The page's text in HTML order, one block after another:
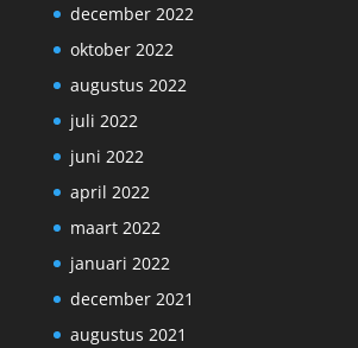
december 2022
oktober 2022
augustus 2022
juli 2022
juni 2022
april 2022
maart 2022
januari 2022
december 2021
augustus 2021